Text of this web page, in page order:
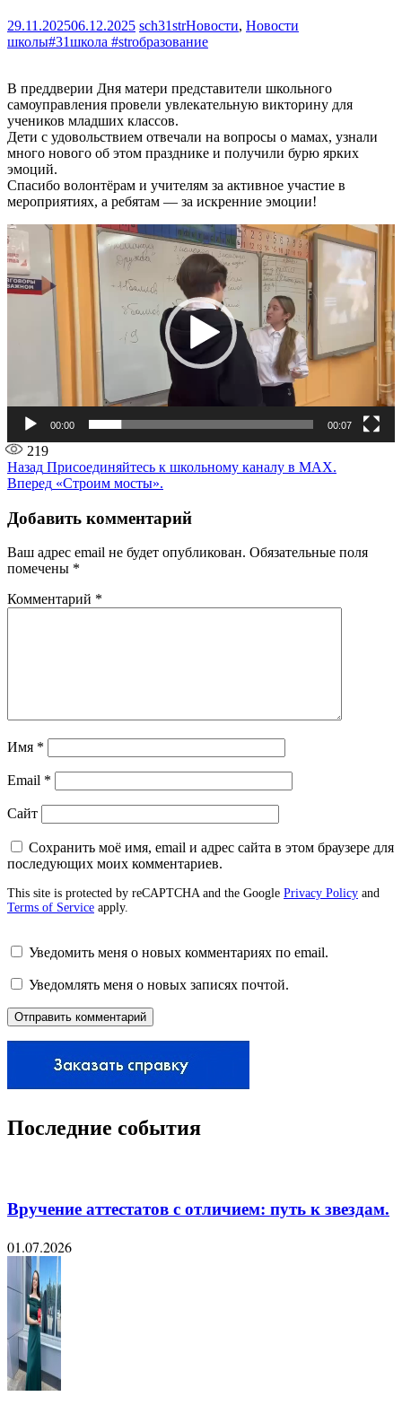
29.11.202506.12.2025 sch31strНовости, Новости
школы#31школа #strобразование
В преддверии Дня матери представители школьного
самоуправления провели увлекательную викторину для
учеников младших классов.
Дети с удовольствием отвечали на вопросы о мамах, узнали
много нового об этом празднике и получили бурю ярких
эмоций.
Спасибо волонтёрам и учителям за активное участие в
мероприятиях, а ребятам — за искренние эмоции!
Видеоплеер
00:00 00:07
219
Навигация
по
записям
Назад Предыдущая
запись:
Присоединяйтесь к школьному каналу в МАХ.
Вперед Следующая
«Строим мосты».
Добавить комментарий
Ваш адрес email не будет опубликован. Обязательные поля
помечены *
Комментарий *
Имя *
Email *
Сайт
Сохранить моё имя, email и адрес сайта в этом браузере для
последующих моих комментариев.
This site is protected by reCAPTCHA and the Google Privacy Policy and
Terms of Service apply.
Уведомить меня о новых комментариях по email.
Уведомлять меня о новых записях почтой.
Последние события
Вручение аттестатов с отличием: путь к звездам.
01.07.2026